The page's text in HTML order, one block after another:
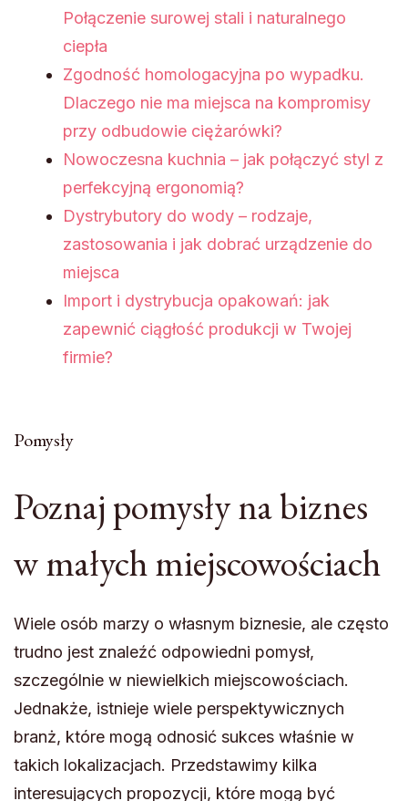
Połączenie surowej stali i naturalnego
ciepła
Zgodność homologacyjna po wypadku.
Dlaczego nie ma miejsca na kompromisy
przy odbudowie ciężarówki?
Nowoczesna kuchnia – jak połączyć styl z
perfekcyjną ergonomią?
Dystrybutory do wody – rodzaje,
zastosowania i jak dobrać urządzenie do
miejsca
Import i dystrybucja opakowań: jak
zapewnić ciągłość produkcji w Twojej
firmie?
Pomysły
Poznaj pomysły na biznes
w małych miejscowościach
Wiele osób marzy o własnym biznesie, ale często
trudno jest znaleźć odpowiedni pomysł,
szczególnie w niewielkich miejscowościach.
Jednakże, istnieje wiele perspektywicznych
branż, które mogą odnosić sukces właśnie w
takich lokalizacjach. Przedstawimy kilka
interesujących propozycji, które mogą być